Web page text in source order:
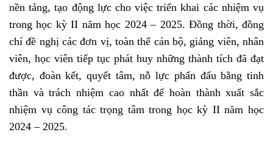
nền tảng, tạo động lực cho việc triển khai các nhiệm vụ
trong học kỳ II năm học 2024 – 2025. Đồng thời, đồng
chí đề nghị các đơn vị, toàn thể cán bộ, giảng viên, nhân
viên, học viên tiếp tục phát huy những thành tích đã đạt
được, đoàn kết, quyết tâm, nỗ lực phấn đấu bằng tinh
thần và trách nhiệm cao nhất để hoàn thành xuất sắc
nhiệm vụ công tác trọng tâm trong học kỳ II năm học
2024 – 2025.